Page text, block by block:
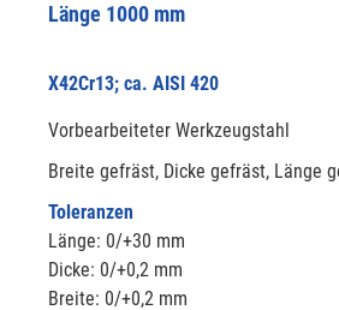
Länge 1000 mm
X42Cr13; ca. AISI 420
Vorbearbeiteter Werkzeugstahl
Breite gefräst, Dicke gefräst, Länge
Toleranzen
Länge: 0/+30 mm
Dicke: 0/+0,2 mm
Breite: 0/+0,2 mm